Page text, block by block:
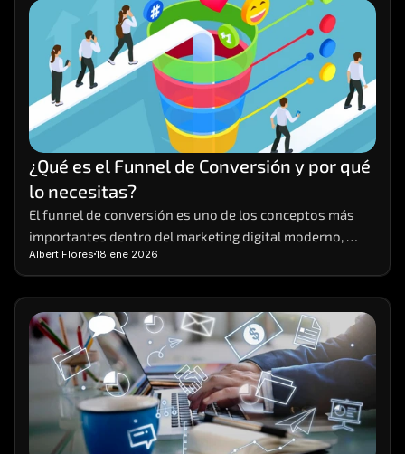
¿Qué es el Funnel de Conversión y por qué
lo necesitas?
El funnel de conversión es uno de los conceptos más
importantes dentro del marketing digital moderno,
aunque también uno de los menos comprendidos.
Muchas empresas generan tráfico
Albert Flores 18 ene 2026